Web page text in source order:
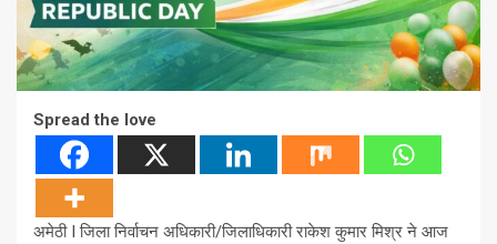
Spread the love
अमेठी I जिला निर्वाचन अधिकारी/जिलाधिकारी राकेश कुमार मिश्र ने आज